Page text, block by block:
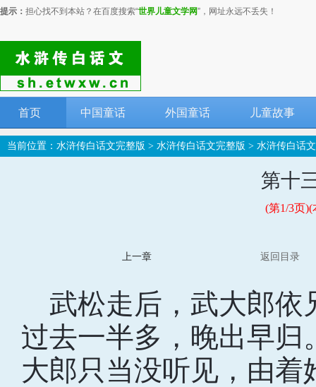
提示： 担心找不到本站？在百度搜索“世界儿童文学网”，网址永远不丢失！
首页 中国童话 外国童话 儿童故事
当前位置： 水浒传白话文完整版 > 水浒传白话文完整版 > 水浒传白话
第十
(第1/3页
上一章 返回目录
武松走后，武大郎依
过去一半多，晚出早
大郎只当没听见，由